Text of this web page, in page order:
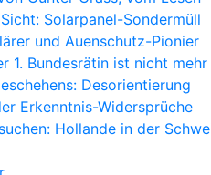
Solarpanel-Sondermüll
und Auenschutz-Pionier
1. Bundesrätin ist nicht mehr
Desorientierung
Erkenntnis-Widersprüche
Hollande in der